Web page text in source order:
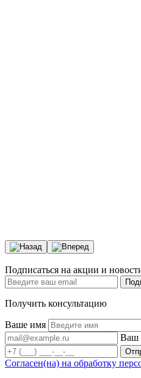
Подписаться на акции и
Получить консультацию
Ваше имя
Ваш
Согласен(на) на обработку